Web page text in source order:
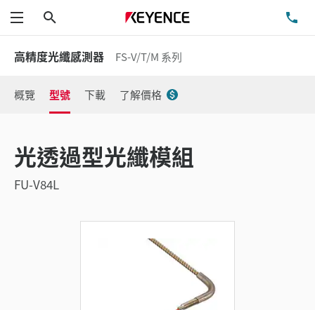
功能表
高精度光纖感測器 FS-V/T/M 系列
概覽 型號 下載 了解價格
光透過型光纖模組
FU-V84L